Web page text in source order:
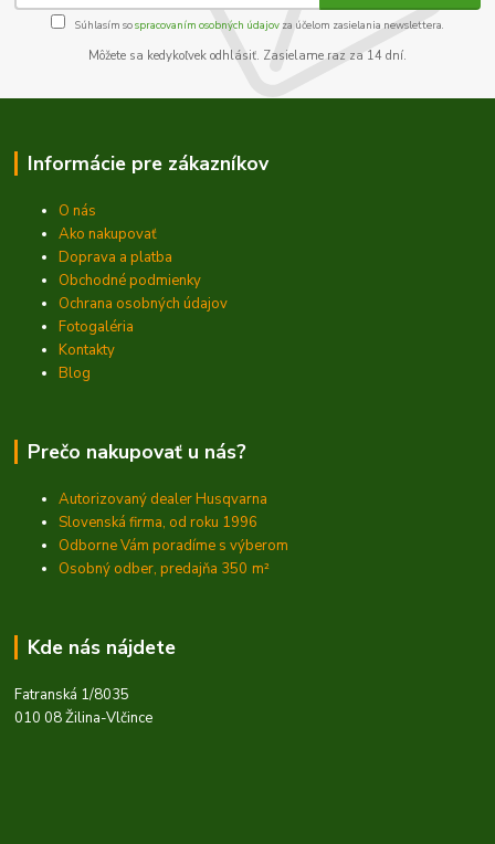
Súhlasím sospracovaním osobných údajov za účelom zasielania newslettera.
Môžete sa kedykoľvek odhlásiť. Zasielame raz za 14 dní.
Informácie pre zákazníkov
O nás
Ako nakupovať
Doprava a platba
Obchodné podmienky
Ochrana osobných údajov
Fotogaléria
Kontakty
Blog
Prečo nakupovať u nás?
Autorizovaný dealer Husqvarna
Slovenská firma, od roku 1996
Odborne Vám poradíme s výberom
Osobný odber, predajňa 350 m²
Kde nás nájdete
Fatranská 1/8035
010 08 Žilina-Vlčince